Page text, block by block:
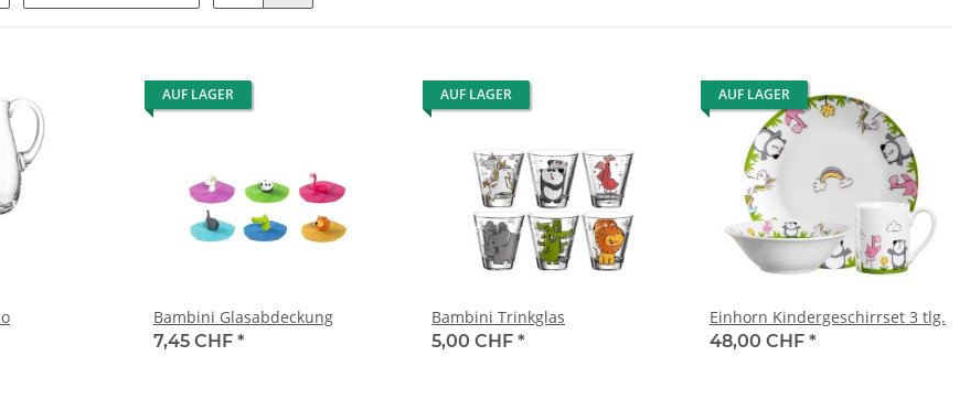
AUF LAGER
Bambini Glasabdeckung
7,45 CHF *
AUF LAGER
Bambini Trinkglas
5,00 CHF *
AUF LAGER
Einhorn Kindergeschirrset 3 tlg.
48,00 CHF *